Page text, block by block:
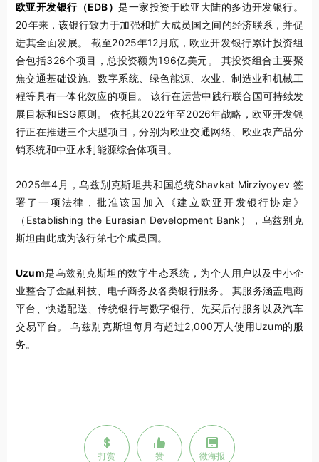
欧亚开发银行（EDB）是一家投资于欧亚大陆的多边开发银行。
20年来，该银行致力于加强和扩大成员国之间的经济联系，并促
进其全面发展。 截至2025年12月底，欧亚开发银行累计投资组
合包括326个项目，总投资额为196亿美元。 其投资组合主要聚
焦交通基础设施、数字系统、绿色能源、农业、制造业和机械工
程等具有一体化效应的项目。 该行在运营中践行联合国可持续发
展目标和ESG原则。 依托其2022年至2026年战略，欧亚开发银
行正在推进三个大型项目，分别为欧亚交通网络、欧亚农产品分
销系统和中亚水利能源综合体项目。
2025年4月，乌兹别克斯坦共和国总统Shavkat Mirziyoyev 签
署了一项法律，批准该国加入《建立欧亚开发银行协定》
（Establishing the Eurasian Development Bank），乌兹别克
斯坦由此成为该行第七个成员国。
Uzum是乌兹别克斯坦的数字生态系统，为个人用户以及中小企
业整合了金融科技、电子商务及各类银行服务。 其服务涵盖电商
平台、快递配送、传统银行与数字银行、先买后付服务以及汽车
交易平台。 乌兹别克斯坦每月有超过2,000万人使用Uzum的服
务。
打赏 赞 微海报